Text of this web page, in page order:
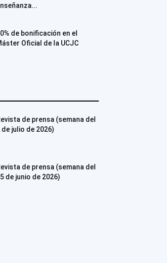
de bonificación en el
Oficial de la UCJC
de prensa (semana del
de julio de 2026)
de prensa (semana del
de junio de 2026)